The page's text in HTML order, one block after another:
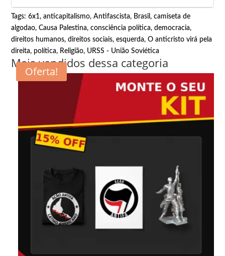
Tags:6x1,anticapitalismo,Antifascista, Brasil,camiseta de
algodao,Causa Palestina,consciência política,democracia,
direitos humanos,direitos sociais,esquerda,O anticristo virá pela
direita, política, Religião, URSS - União Soviética
Mais vendidos dessa categoria
Oferta!